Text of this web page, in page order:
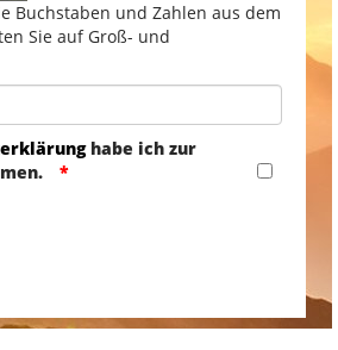
Buchstaben und Zahlen aus dem
Sie auf Groß- und
habe ich zur